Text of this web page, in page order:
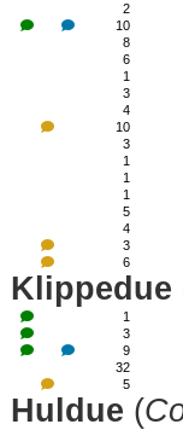
2
10
8
6
1
3
4
10
3
1
1
1
5
4
3
6
Klippedue
1
3
9
32
5
Huldue (